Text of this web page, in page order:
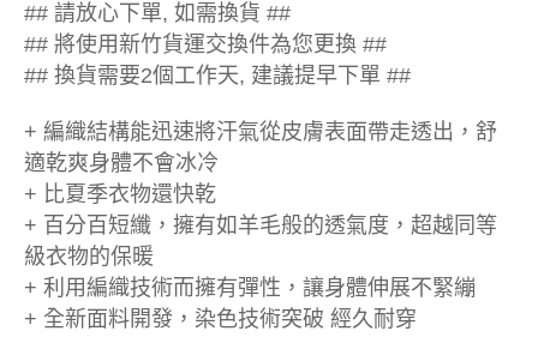
## 請放心下單, 如需換貨 ##
## 將使用新竹貨運交換件為您更換 ##
## 換貨需要2個工作天, 建議提早下單 ##
+ 編織結構能迅速將汗氣從皮膚表面帶走透出，舒
適乾爽身體不會冰冷
+ 比夏季衣物還快乾
+ 百分百短纖，擁有如羊毛般的透氣度，超越同等
級衣物的保暖
+ 利用編織技術而擁有彈性，讓身體伸展不緊繃
+ 全新面料開發，染色技術突破 經久耐穿